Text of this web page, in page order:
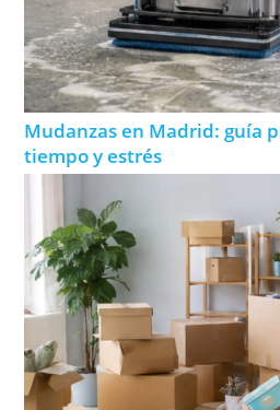
Mudanzas en Madrid: guía
tiempo y estrés